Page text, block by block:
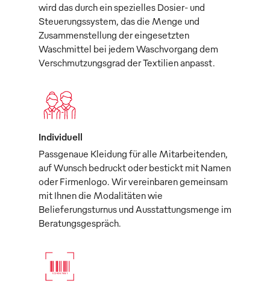
wird das durch ein spezielles Dosier- und
Steuerungssystem, das die Menge und
Zusammenstellung der eingesetzten
Waschmittel bei jedem Waschvorgang dem
Verschmutzungsgrad der Textilien anpasst.
Individuell
Passgenaue Kleidung für alle Mitarbeitenden,
auf Wunsch bedruckt oder bestickt mit Namen
oder Firmenlogo. Wir vereinbaren gemeinsam
mit Ihnen die Modalitäten wie
Belieferungsturnus und Ausstattungsmenge im
Beratungsgespräch.